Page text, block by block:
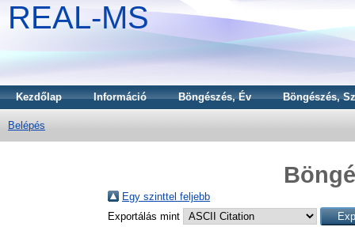
REAL-MS
Kezdőlap Információ Böngészés, Év Böngészés,
Belépés
Egy szinttel feljebb
Exportálás mint